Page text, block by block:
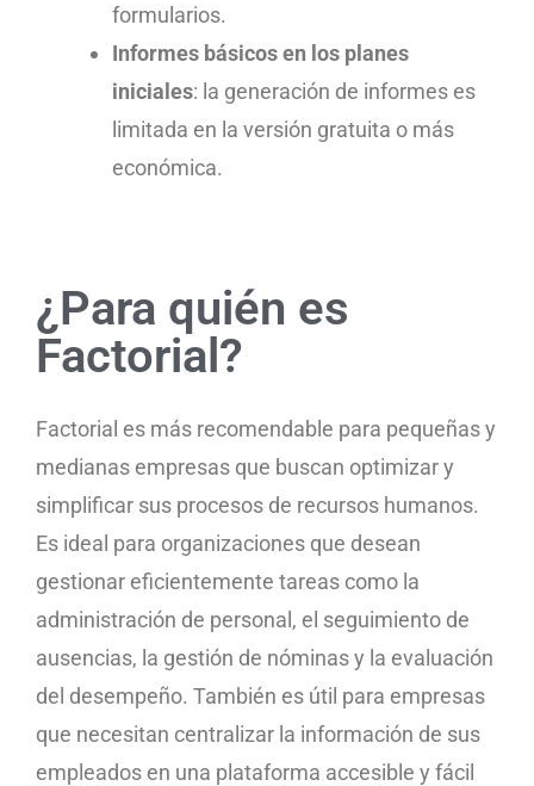
formularios.
Informes básicos en los planes
iniciales: la generación de informes es
limitada en la versión gratuita o más
económica.
¿Para quién es
Factorial?
Factorial es más recomendable para pequeñas y
medianas empresas que buscan optimizar y
simplificar sus procesos de recursos humanos.
Es ideal para organizaciones que desean
gestionar eficientemente tareas como la
administración de personal, el seguimiento de
ausencias, la gestión de nóminas y la evaluación
del desempeño. También es útil para empresas
que necesitan centralizar la información de sus
empleados en una plataforma accesible y fácil